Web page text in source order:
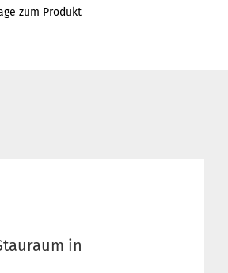
zum Produkt
in